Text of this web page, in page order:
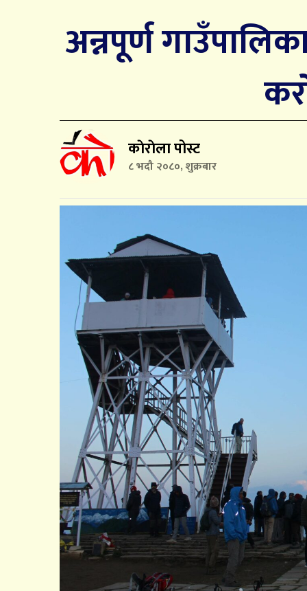
अन्नपूर्ण
काेराेला पोस्ट
८ भदौ २०८०, शुक्रबार